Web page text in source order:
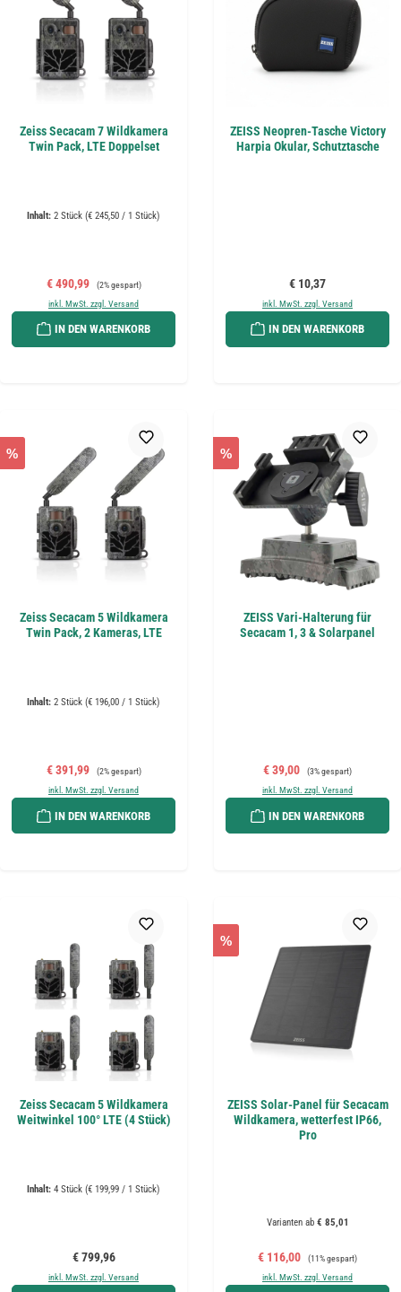
Zeiss Secacam 7 Wildkamera
Twin Pack, LTE Doppelset
Inhalt: 2 Stück (€ 245,50 / 1 Stück)
Verkaufspreis:
€ 490,99 Regulärer Preis:
(2% gespart)
inkl. MwSt. zzgl. Versand
IN DEN WARENKORB
ZEISS Neopren-Tasche Victory
Harpia Okular, Schutztasche
Regulärer Preis:
€ 10,37
inkl. MwSt. zzgl. Versand
IN DEN WARENKORB
%
Zeiss Secacam 5 Wildkamera
Twin Pack, 2 Kameras, LTE
Inhalt: 2 Stück (€ 196,00 / 1 Stück)
Verkaufspreis:
€ 391,99 Regulärer Preis:
(2% gespart)
inkl. MwSt. zzgl. Versand
IN DEN WARENKORB
%
ZEISS Vari-Halterung für
Secacam 1, 3 & Solarpanel
Verkaufspreis:
€ 39,00 Regulärer Preis:
(3% gespart)
inkl. MwSt. zzgl. Versand
IN DEN WARENKORB
Zeiss Secacam 5 Wildkamera
Weitwinkel 100° LTE (4 Stück)
Inhalt: 4 Stück (€ 199,99 / 1 Stück)
Regulärer Preis:
€ 799,96
inkl. MwSt. zzgl. Versand
%
ZEISS Solar-Panel für Secacam
Wildkamera, wetterfest IP66,
Pro
Varianten ab€ 85,01
Verkaufspreis:
€ 116,00 Regulärer Preis:
(11% gespart)
inkl. MwSt. zzgl. Versand